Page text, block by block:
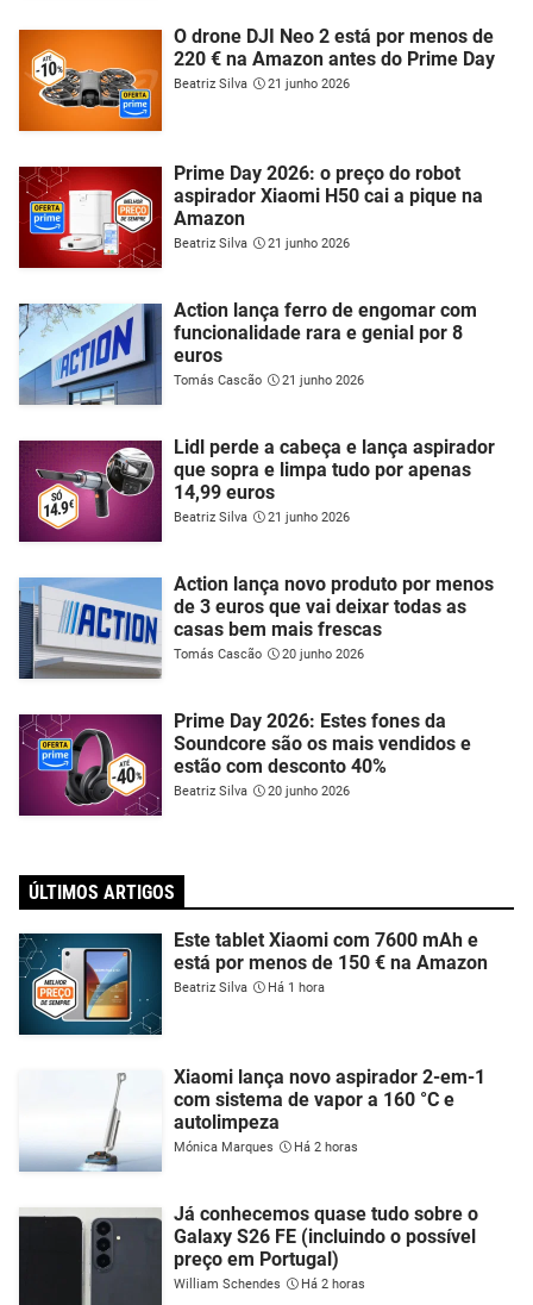
O drone DJI Neo 2 está por menos de
220 € na Amazon antes do Prime Day
Beatriz Silva 21 junho 2026
Prime Day 2026: o preço do robot
aspirador Xiaomi H50 cai a pique na
Amazon
Beatriz Silva 21 junho 2026
Action lança ferro de engomar com
funcionalidade rara e genial por 8
euros
Tomás Cascão 21 junho 2026
Lidl perde a cabeça e lança aspirador
que sopra e limpa tudo por apenas
14,99 euros
Beatriz Silva 21 junho 2026
Action lança novo produto por menos
de 3 euros que vai deixar todas as
casas bem mais frescas
Tomás Cascão 20 junho 2026
Prime Day 2026: Estes fones da
Soundcore são os mais vendidos e
estão com desconto 40%
Beatriz Silva 20 junho 2026
ÚLTIMOS ARTIGOS
Este tablet Xiaomi com 7600 mAh e
está por menos de 150 € na Amazon
Beatriz Silva Há 1 hora
Xiaomi lança novo aspirador 2-em-1
com sistema de vapor a 160 °C e
autolimpeza
Mónica Marques Há 2 horas
Já conhecemos quase tudo sobre o
Galaxy S26 FE (incluindo o possível
preço em Portugal)
William Schendes Há 2 horas